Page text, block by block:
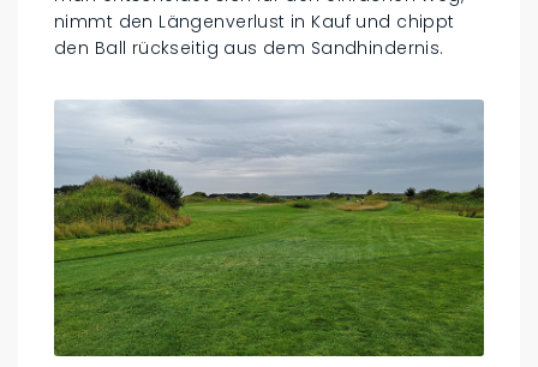
nimmt den Längenverlust in Kauf und chippt
den Ball rückseitig aus dem Sandhindernis.